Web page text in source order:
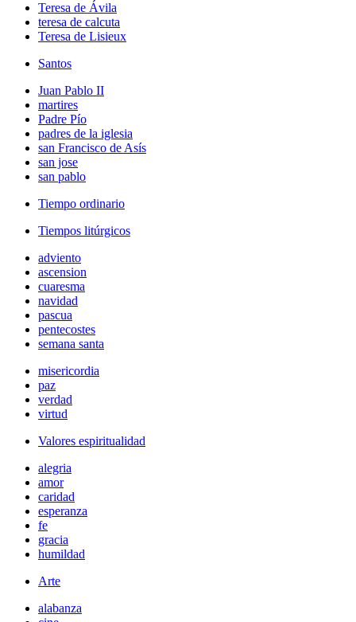
Teresa de Ávila
teresa de calcuta
Teresa de Lisieux
Santos
Juan Pablo II
martires
Padre Pío
padres de la iglesia
san Francisco de Asís
san jose
san pablo
Tiempo ordinario
Tiempos litúrgicos
adviento
ascension
cuaresma
navidad
pascua
pentecostes
semana santa
misericordia
paz
verdad
virtud
Valores espiritualidad
alegria
amor
caridad
esperanza
fe
gracia
humildad
Arte
alabanza